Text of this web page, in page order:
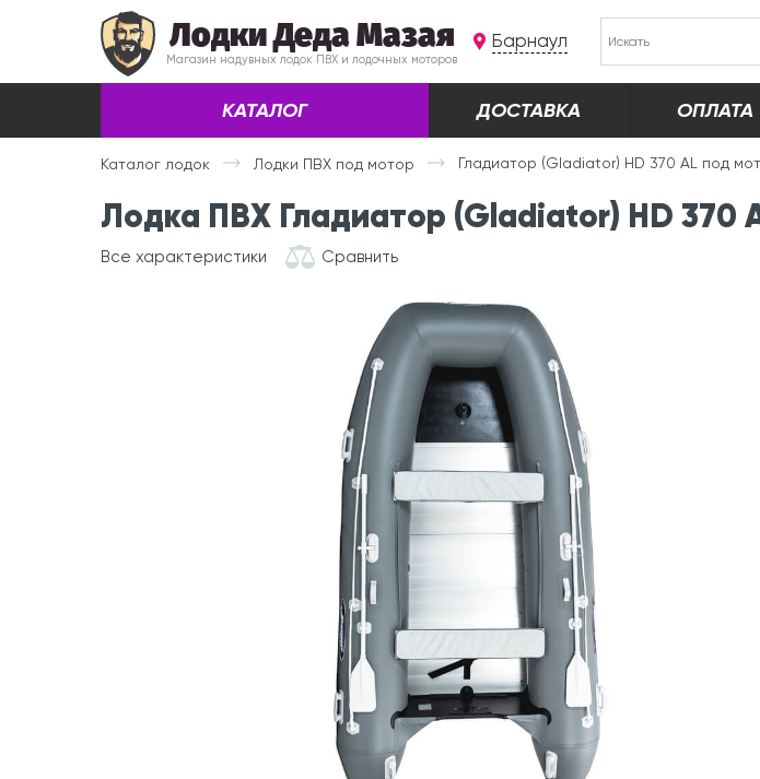
Лодки Деда Мазая
Магазин надувных лодок ПВХ и лодочных моторов
Барнаул
КАТАЛОГ ДОСТАВКА ОПЛАТА
Каталог лодок Лодки ПВХ под мотор Гладиатор (Gladiator) HD 370 AL под
Лодка ПВХ Гладиатор (Gladiator) HD 370
Все характеристики Сравнить